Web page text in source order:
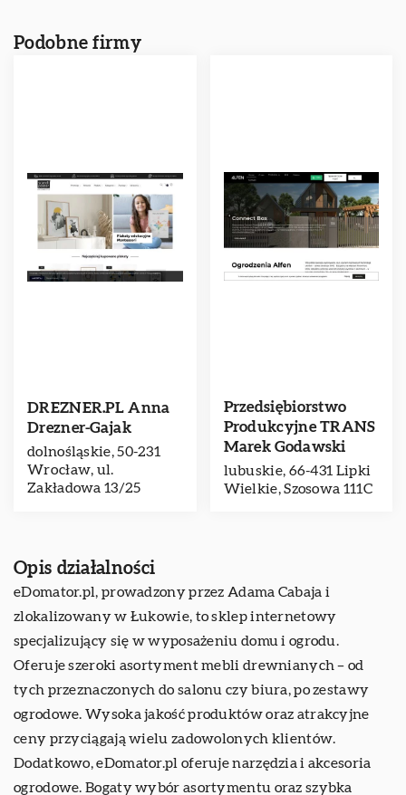
Podobne firmy
DREZNER.PL Anna
Drezner-Gajak
dolnośląskie, 50-231
Wrocław, ul.
Zakładowa 13/25
Przedsiębiorstwo
Produkcyjne TRANS
Marek Godawski
lubuskie, 66-431 Lipki
Wielkie, Szosowa 111C
Opis działalności
eDomator.pl , prowadzony przez Adama Cabaja i
zlokalizowany w Łukowie, to sklep internetowy
specjalizujący się w wyposażeniu domu i ogrodu.
Oferuje szeroki asortyment mebli drewnianych – od
tych przeznaczonych do salonu czy biura, po zestawy
ogrodowe. Wysoka jakość produktów oraz atrakcyjne
ceny przyciągają wielu zadowolonych klientów.
Dodatkowo, eDomator.pl oferuje narzędzia i akcesoria
ogrodowe. Bogaty wybór asortymentu oraz szybka